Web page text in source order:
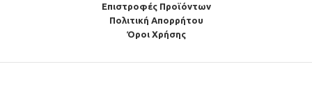
Επιστροφές Προϊόντων
Πολιτική Απορρήτου
Όροι Χρήσης